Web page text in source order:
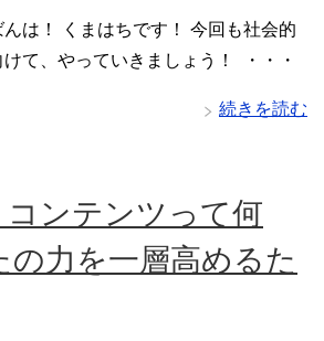
は！ くまはちです！ 今回も社会的
て、やっていきましょう！ ・・・
続きを読む
コンテンツって何
の力を一層高めるた